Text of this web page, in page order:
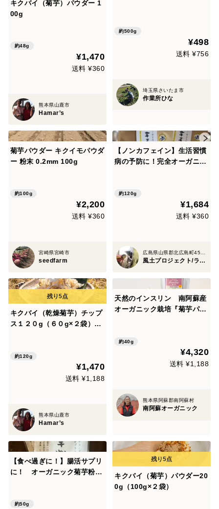
キクバイ（菊芋）パウダー 1
00g
約48g
¥1,470
送料 ¥360
熊本県山鹿市
Hamar’s
約500g
¥498
送料 ¥756
埼玉県さいたま市
作業所ひな
菊芋パウダー キクイモパウダ
ー 粉末 0.2mm 100g
約100g
¥2,200
送料 ¥360
宮崎県宮崎市
seedfarm
【ノンカフェイン】生活習慣
病の予防に！完全オーガニッ
約120g
¥1,684
送料 ¥360
風土プロジェクト/ライフデザインマンボ
キクバイ（乾燥菊芋）チップ
ス１２０g（６０g×２袋）／
約120g
¥1,470
送料 ¥1,188
熊本県山鹿市
Hamar’s
天然のインスリン 南阿蘇産
オーガニック栽培『菊芋パウ
約40g
¥4,320
送料 ¥1,188
熊本県阿蘇郡南阿蘇村
南阿蘇オーガニック
【食べ過ぎに！】腸活サプリ
に！ オーガニック菊芋粉
約50g
キクバイ（菊芋）パウダー20
0g（100g×２袋）